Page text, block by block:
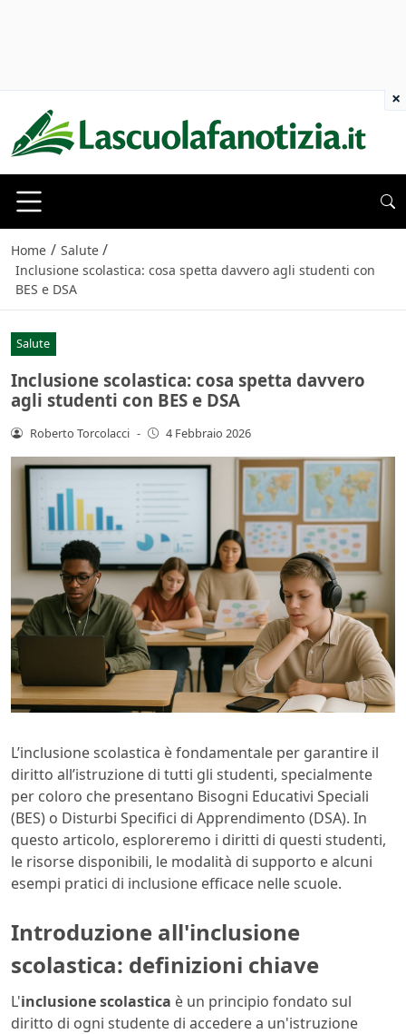
Home / Salute /
Inclusione scolastica: cosa spetta davvero agli studenti con
BES e DSA
Salute
Inclusione scolastica: cosa spetta davvero
agli studenti con BES e DSA
Roberto Torcolacci - 4 Febbraio 2026
L’inclusione scolastica è fondamentale per garantire il
diritto all’istruzione di tutti gli studenti, specialmente
per coloro che presentano Bisogni Educativi Speciali
(BES) o Disturbi Specifici di Apprendimento (DSA). In
questo articolo, esploreremo i diritti di questi studenti,
le risorse disponibili, le modalità di supporto e alcuni
esempi pratici di inclusione efficace nelle scuole.
Introduzione all'inclusione
scolastica: definizioni chiave
L'inclusione scolastica è un principio fondato sul
diritto di ogni studente di accedere a un'istruzione
×